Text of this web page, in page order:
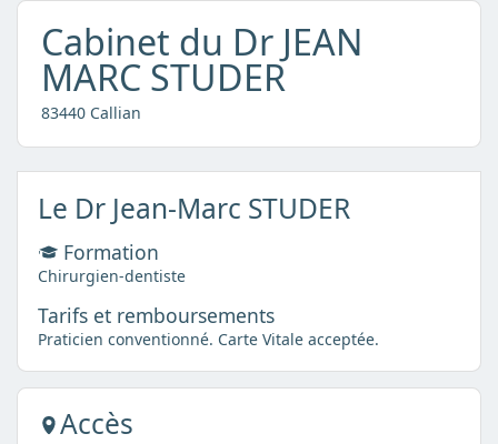
Cabinet du Dr JEAN
MARC STUDER
83440 Callian
Le Dr Jean-Marc STUDER
Formation
Chirurgien-dentiste
Tarifs et remboursements
Praticien conventionné. Carte Vitale acceptée.
Accès